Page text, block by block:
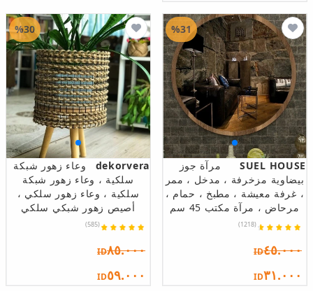
SUEL HOUSE
مرآة جوز
بيضاوية مزخرفة ، مدخل ، ممر
، غرفة معيشة ، مطبخ ، حمام ،
مرحاض ، مرآة مكتب 45 سم
(1218)
ID٤٥.٠٠٠
ID٣١.٠٠٠
%31
dekorvera
وعاء زهور شبكة
سلكية ، وعاء زهور شبكة
سلكية ، وعاء زهور سلكي ،
أصيص زهور شبكي سلكي
(585)
ID٨٥.٠٠٠
ID٥٩.٠٠٠
%30